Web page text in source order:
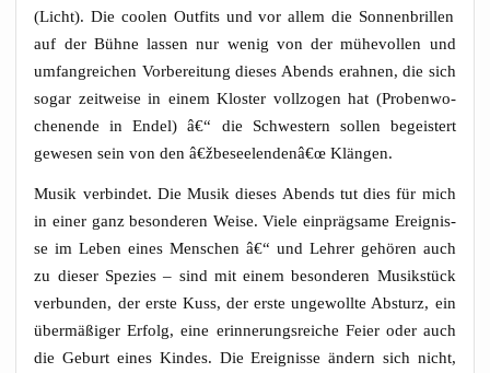
(Licht). Die coo­len Out­fits und vor allem die Son­nen­bril­len
auf der Büh­ne las­sen nur wenig von der mühe­vol­len und
umfang­rei­chen Vor­be­rei­tung die­ses Abends erah­nen, die sich
sogar zeit­wei­se in einem Klos­ter voll­zo­gen hat (Pro­ben­wo­
chen­en­de in Endel) â€“ die Schwes­tern sol­len begeis­tert
gewe­sen sein von den â€žbeseelendenâ€œ Klängen.
Musik ver­bin­det. Die Musik die­ses Abends tut dies für mich
in einer ganz beson­de­ren Wei­se. Vie­le ein­präg­sa­me Ereig­nis­
se im Leben eines Men­schen â€“ und Leh­rer gehö­ren auch
zu die­ser Spe­zi­es – sind mit einem beson­de­ren Musik­stück
ver­bun­den, der ers­te Kuss, der ers­te unge­woll­te Absturz, ein
über­mä­ßi­ger Erfolg, eine erin­ne­rungs­rei­che Fei­er oder auch
die Geburt eines Kin­des. Die Ereig­nis­se ändern sich nicht,